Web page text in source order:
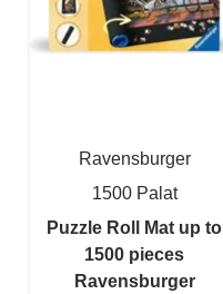
Ravensburger
1500 Palat
Puzzle Roll Mat up to
1500 pieces
Ravensburger